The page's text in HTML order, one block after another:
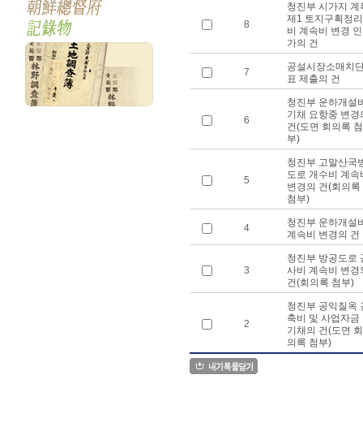
8
청진부 시가지 계
제1 토지구획정리
비 계속비 변경 인
가의 건
7
공설시장소매치
표 제출의 건
6
청진부 운하개설
기채 요항중 변경
건(도면 회의록 첨
부)
5
청진부 고말산국
도로 개수비 계속
변경의 건(회의록
첨부)
4
청진부 운하개설
계속비 변경의 건
3
청진부 방공도로
사비 계속비 변경
건(회의록 첨부)
2
청진부 공익질옥
축비 및 사업자금
기채의 건(도면 회
의록 첨부)